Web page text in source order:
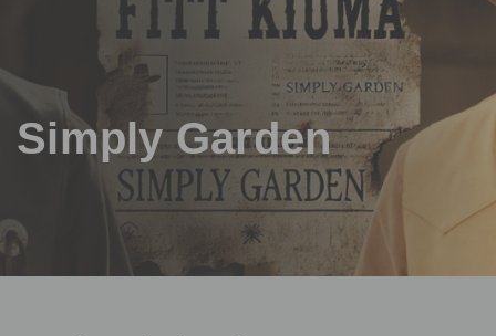
Simply Garden